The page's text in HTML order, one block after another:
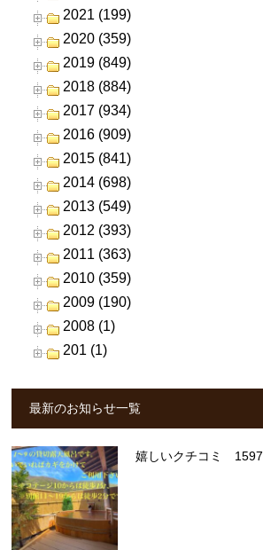
2021 (199)
2020 (359)
2019 (849)
2018 (884)
2017 (934)
2016 (909)
2015 (841)
2014 (698)
2013 (549)
2012 (393)
2011 (363)
2010 (359)
2009 (190)
2008 (1)
201 (1)
最新のお知らせ一覧
嬉しいクチコミ 1597